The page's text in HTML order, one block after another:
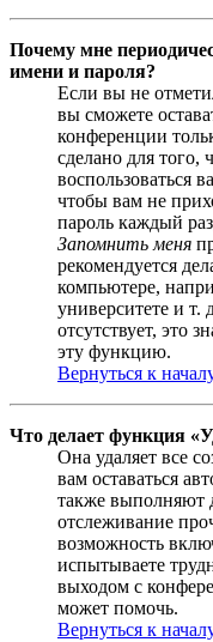
Почему мне
имени и пароля?
Если вы не
вы сможете
конференции
сделано для того,
воспользоваться
чтобы вам не
пароль каждый
Запомнить меня
рекомендуется
компьютере,
университете и т.
отсутствует, это
эту функцию.
Вернуться к
Что делает функция
Она удаляет все
вам оставаться
также выполняют
отслеживание
возможность
испытываете
выходом с
может помочь.
Вернуться к